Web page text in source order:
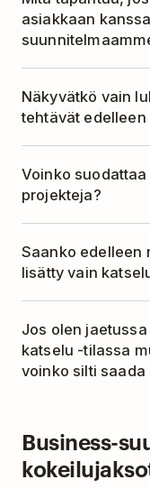
joka ei ole vain
etkä voi luoda
enintään 21
asiakkaan
Jos sinä
projekti
(riippuen
siitä, kuinka
tililläsi).
Jos
edelleen
projektia
Näkyvätkö vain
tehtävät
suodattimiisi.
Voinko
projekteja?
projekteja. Voit
Saanko edelleen
lisätty vain
ennen
Jos olen
katselu -tilassa
voinko silti
aktiivisena
suorittaa
Business-